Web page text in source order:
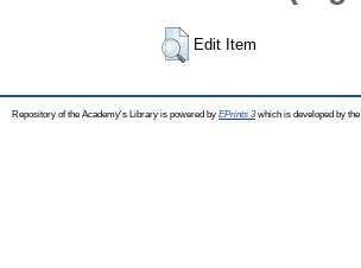
Edit Item
Repository of the Academy's Library is powered by EPrints 3which is developed by the